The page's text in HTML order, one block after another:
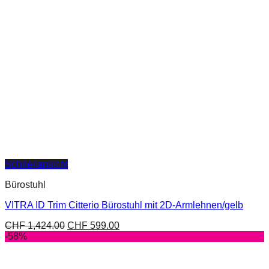
Schnellansicht
Bürostuhl
VITRA ID Trim Citterio Bürostuhl mit 2D-Armlehnen/gelb
CHF1,424.00 CHF 599.00
-58%